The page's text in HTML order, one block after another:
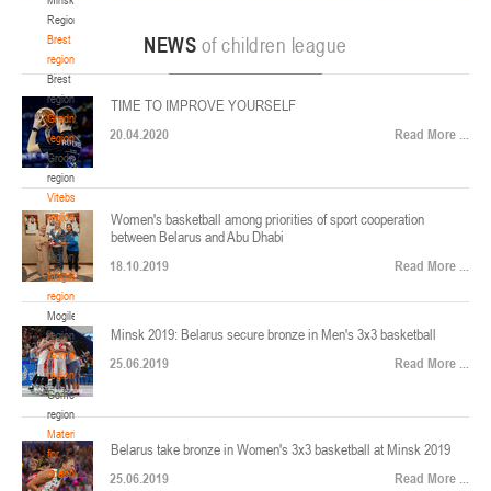
Region
Brest
region
Brest
region
Grodno
region
Grodno
region
Vitebsk
region
Vitebsk
region
Mogilev
region
Mogilev
region
Gomel
region
Gomel
region
Materials
for
coaches
ул. Ленинградская, 4
Минск
Финал четырех – юноши 2014-2015 гг.р., Дивизион 2, 22-24 апреля 2026 г., г.
Минск, ул. Стадионная, 3
U-12, девушки
V тур – девушки 2014-2015 гг.р., Дивизион 1, 17-19 апреля 2026 г., г. Гомель,
ул. Б.Хмельницкого, 118а
Минск
Финал 4-х – девушки 2010-2011 гг.р., Дивизион 2, 14-16 апреля 2026 г., г.
Минск, ул. Стадионная, 3
NEWS of children league
TIME TO IMPROVE YOURSELF
20.04.2020 Read More ...
Women's basketball among priorities of sport cooperation
between Belarus and Abu Dhabi
18.10.2019 Read More ...
Minsk 2019: Belarus secure bronze in Men's 3x3 basketball
25.06.2019 Read More ...
Belarus take bronze in Women's 3x3 basketball at Minsk 2019
25.06.2019 Read More ...